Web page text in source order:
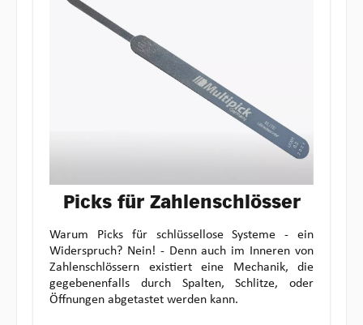
Picks für Zahlenschlösser
Warum Picks für schlüssellose Systeme - ein
Widerspruch? Nein! - Denn auch im Inneren von
Zahlenschlössern existiert eine Mechanik, die
gegebenenfalls durch Spalten, Schlitze, oder
Öffnungen abgetastet werden kann.